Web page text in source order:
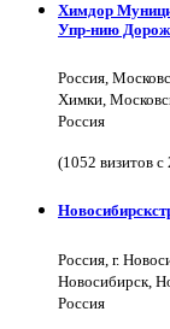
Химдор
Упр-нию
Россия,
Химки,
Россия
(1052 визитов
Россия, г.
Новосибирск,
Россия